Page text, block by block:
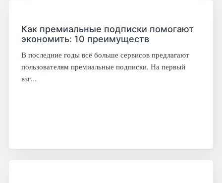
Как премиальные подписки помогают
экономить: 10 преимуществ
В последние годы всё больше сервисов предлагают
пользователям премиальные подписки. На первый
взг...